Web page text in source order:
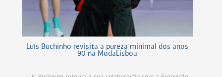
Luís Buchinho revisita a pureza minimal dos anos
90 na ModaLisboa